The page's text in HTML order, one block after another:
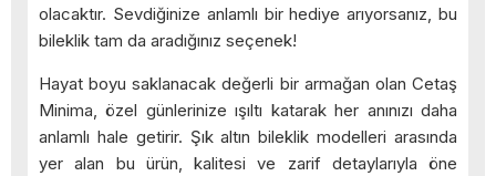
olacaktır. Sevdiğinize anlamlı bir hediye arıyorsanız, bu
bileklik tam da aradığınız seçenek!
Hayat boyu saklanacak değerli bir armağan olan Cetaş
Minima, özel günlerinize ışıltı katarak her anınızı daha
anlamlı hale getirir. Şık altın bileklik modelleri arasında
yer alan bu ürün, kalitesi ve zarif detaylarıyla öne